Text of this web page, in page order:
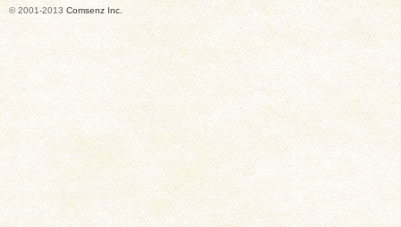
© 2001-2013 Comsenz Inc.